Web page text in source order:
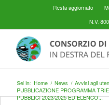
Resta aggiornato
N.V.
Sei in: Home / News / Avvisi agli
PUBBLICAZIONE PROGRAMMA
PUBBLICI 2023/2025 ED ELENCO...